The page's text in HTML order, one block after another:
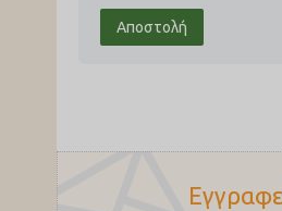
Αποστολή